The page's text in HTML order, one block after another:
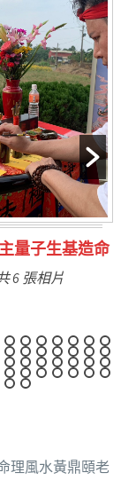
台南永康風水鑑
共 9 張相片
理風水黃鼎頤老